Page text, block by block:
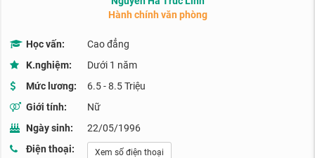
Hành chính văn phòng
Học vấn:
Cao đẳng
K.nghiệm:
Dưới 1 năm
Mức lương:
6.5 - 8.5 Triệu
Giới tính:
Nữ
Ngày sinh:
22/05/1996
Điện thoại:
Xem số điện thoại